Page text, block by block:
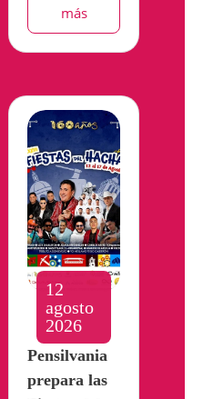
más
12
agosto
2026
Pensilvania
prepara las